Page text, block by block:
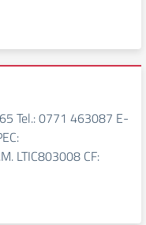
Tel.: 0771 463087 E-
LTIC803008 CF: